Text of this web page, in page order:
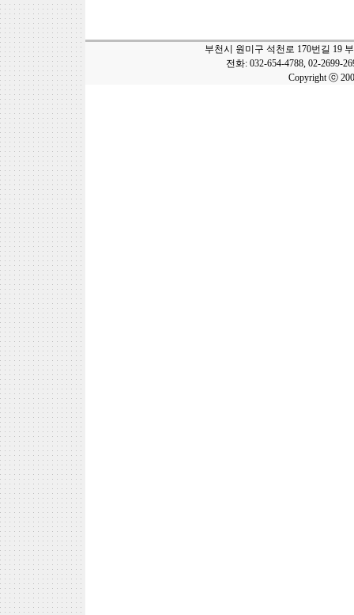
부천시 원미구 석천로 170번길 19
전화: 032-654-4788, 02-2699-
Copyright ⓒ